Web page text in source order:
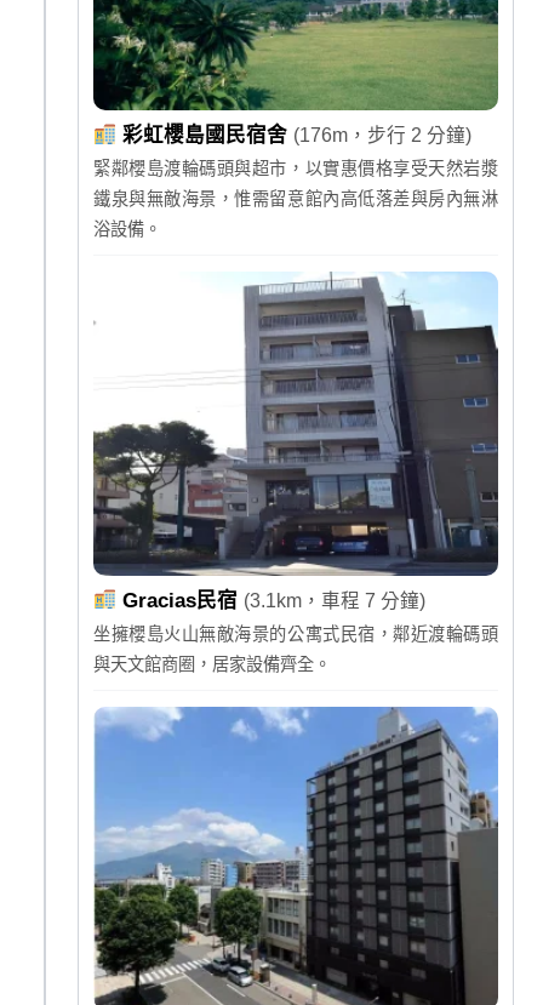
彩虹櫻島國民宿舍 (176m，步行 2 分鐘)
緊鄰櫻島渡輪碼頭與超市，以實惠價格享受天然岩漿
鐵泉與無敵海景，惟需留意館內高低落差與房內無淋
浴設備。
Gracias民宿 (3.1km，車程 7 分鐘)
坐擁櫻島火山無敵海景的公寓式民宿，鄰近渡輪碼頭
與天文館商圈，居家設備齊全。